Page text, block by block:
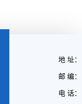
地 址
邮 编：
电 话：